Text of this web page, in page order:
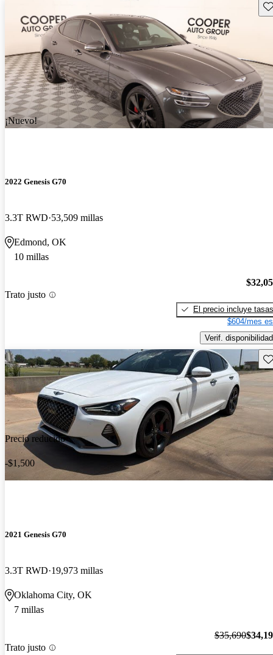
¡Nuevo!
2022 Genesis G70
3.3T RWD 53,509 millas
Edmond, OK
10 millas
Trato justo
El precio incluye tasas
$604/mes
Verif. disponibilidad
Precio reducido
-$1,500
2021 Genesis G70
3.3T RWD 19,973 millas
Oklahoma City, OK
7 millas
Trato justo
$35,690